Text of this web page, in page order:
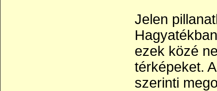
Jelen
ezek közé
térképeket.
szerinti